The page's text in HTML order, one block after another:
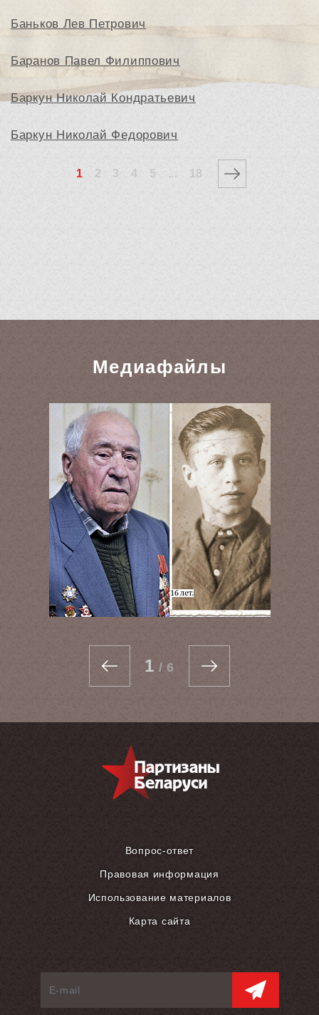
Баньков Лев Петрович
Баранов Павел Филиппович
Баркун Николай Кондратьевич
Баркун Николай Федорович
1 2 3 4 5 ... 18
Медиафайлы
1 /6
Вопрос-ответ
Правовая информация
Использование материалов
Карта сайта